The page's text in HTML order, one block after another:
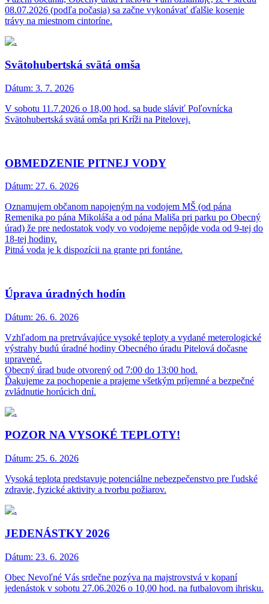
08.07.2026 (podľa počasia) sa začne vykonávať ďalšie kosenie
trávy na miestnom cintoríne.
Svätohubertská svätá omša
Dátum: 3. 7. 2026
V sobotu 11.7.2026 o 18,00 hod. sa bude sláviť Poľovnícka
Svätohubertská svätá omša pri Kríži na Pitelovej.
OBMEDZENIE PITNEJ VODY
Dátum: 27. 6. 2026
Oznamujem občanom napojeným na vodojem MŠ (od pána
Remenika po pána Mikoláša a od pána Mališa pri parku po Obecný
úrad) že pre nedostatok vody vo vodojeme nepôjde voda od 9-tej do
18-tej hodiny.
Pitná voda je k dispozícii na grante pri fontáne.
Úprava úradných hodín
Dátum: 26. 6. 2026
Vzhľadom na pretrvávajúce vysoké teploty a vydané meterologické
výstrahy budú úradné hodiny Obecného úradu Pitelová dočasne
upravené.
Obecný úrad bude otvorený od 7:00 do 13:00 hod.
Ďakujeme za pochopenie a prajeme všetkým príjemné a bezpečné
zvládnutie horúcich dní.
POZOR NA VYSOKÉ TEPLOTY!
Dátum: 25. 6. 2026
Vysoká teplota predstavuje potenciálne nebezpečenstvo pre ľudské
zdravie, fyzické aktivity a tvorbu požiarov.
JEDENÁSTKY 2026
Dátum: 23. 6. 2026
Obec Nevoľné Vás srdečne pozýva na majstrovstvá v kopaní
jedenástok v sobotu 27.06.2026 o 10,00 hod. na futbalovom ihrisku.